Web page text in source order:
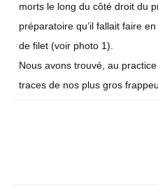
morts le long du côté droit du
préparatoire qu’il fallait faire
de filet (voir photo 1).
Nous avons trouvé, au
traces de nos plus gros